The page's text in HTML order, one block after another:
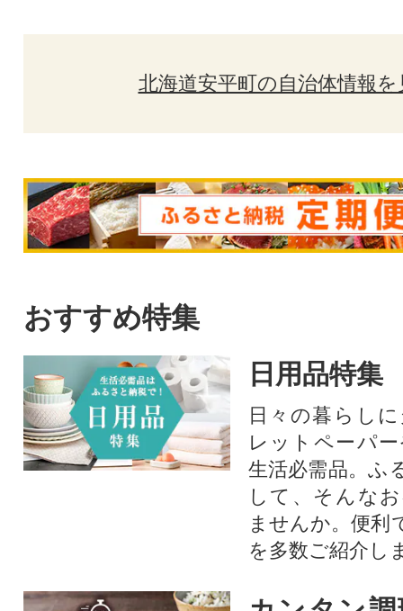
北海道安平町の自治体情報を
おすすめ特集
日用品特集
日々の暮らし
レットペーパ
生活必需品。ふ
して、そんな
ませんか。便利
を多数ご紹介し